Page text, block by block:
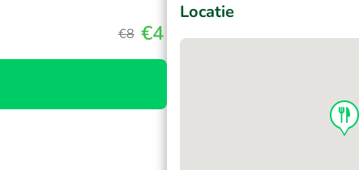
€8 €4
Locatie